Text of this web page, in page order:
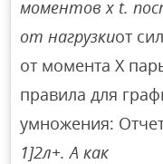
моментов x t.
от нагрузкиот
от момента X
правила для
умножения:
1]2л+. А как